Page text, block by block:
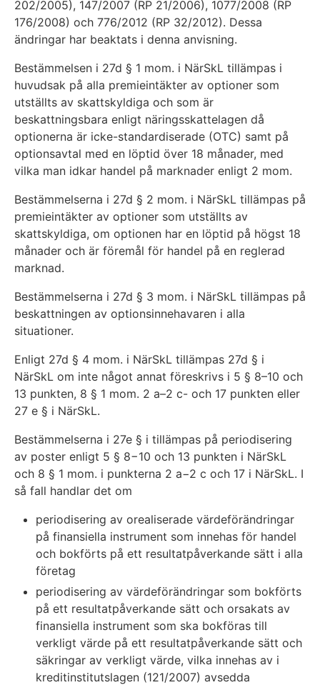
202/2005), 147/2007 (RP 21/2006), 1077/2008 (RP
176/2008) och 776/2012 (RP 32/2012). Dessa
ändringar har beaktats i denna anvisning.
Bestämmelsen i 27d § 1 mom. i NärSkL tillämpas i
huvudsak på alla premieintäkter av optioner som
utställts av skattskyldiga och som är
beskattningsbara enligt näringsskattelagen då
optionerna är icke-standardiserade (OTC) samt på
optionsavtal med en löptid över 18 månader, med
vilka man idkar handel på marknader enligt 2 mom.
Bestämmelserna i 27d § 2 mom. i NärSkL tillämpas på
premieintäkter av optioner som utställts av
skattskyldiga, om optionen har en löptid på högst 18
månader och är föremål för handel på en reglerad
marknad.
Bestämmelserna i 27d § 3 mom. i NärSkL tillämpas på
beskattningen av optionsinnehavaren i alla
situationer.
Enligt 27d § 4 mom. i NärSkL tillämpas 27d § i
NärSkL om inte något annat föreskrivs i 5 § 8–10 och
13 punkten, 8 § 1 mom. 2 a–2 c- och 17 punkten eller
27 e § i NärSkL.
Bestämmelserna i 27e § i tillämpas på periodisering
av poster enligt 5 § 8−10 och 13 punkten i NärSkL
och 8 § 1 mom. i punkterna 2 a−2 c och 17 i NärSkL. I
så fall handlar det om
periodisering av orealiserade värdeförändringar
på finansiella instrument som innehas för handel
och bokförts på ett resultatpåverkande sätt i alla
företag
periodisering av värdeförändringar som bokförts
på ett resultatpåverkande sätt och orsakats av
finansiella instrument som ska bokföras till
verkligt värde på ett resultatpåverkande sätt och
säkringar av verkligt värde, vilka innehas av i
kreditinstitutslagen (121/2007) avsedda